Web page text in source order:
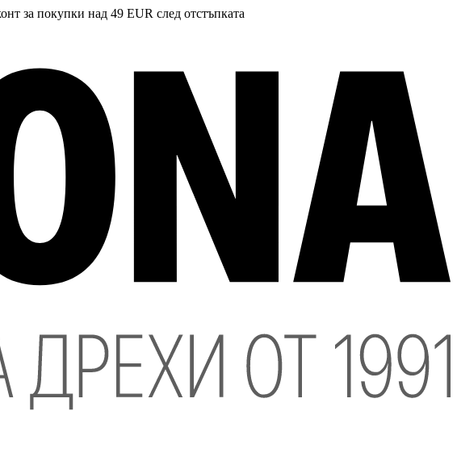
за покупки над 49 EUR след отстъпката